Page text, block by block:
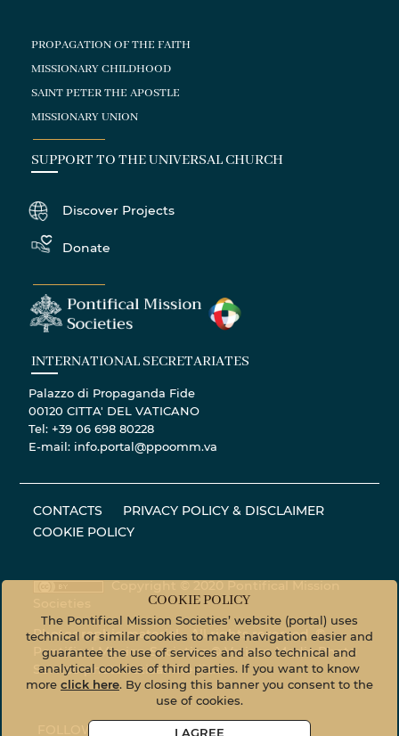
PROPAGATION OF THE FAITH
MISSIONARY CHILDHOOD
SAINT PETER THE APOSTLE
MISSIONARY UNION
SUPPORT TO THE UNIVERSAL CHURCH
Discover Projects
Donate
INTERNATIONAL SECRETARIATES
Palazzo di Propaganda Fide
00120 CITTA' DEL VATICANO
Tel: +39 06 698 80228
E-mail: info.portal@ppoomm.va
CONTACTS
PRIVACY POLICY & DISCLAIMER
COOKIE POLICY
Copyright © 2020 Pontifical Mission
Photographic material - All rights reserved. ©
Pontifical Mission Societies © Vatican Media Photo
Servicephoto.vaticanmedia.va
FOLLOW US ON
COOKIE POLICY
The Pontifical Mission Societies’ website (portal) uses
technical or similar cookies to make navigation easier and
guarantee the use of services and also technical and
analytical cookies of third parties. If you want to know
more click here. By closing this banner you consent to the
use of cookies.
I AGREE